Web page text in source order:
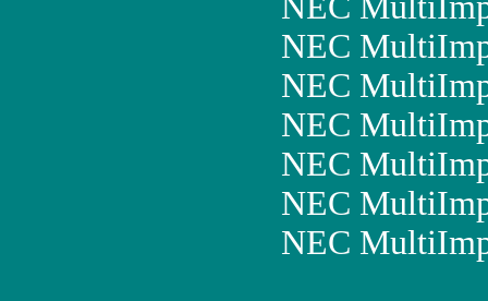
NEC
NEC
NEC
NEC
NEC
NEC